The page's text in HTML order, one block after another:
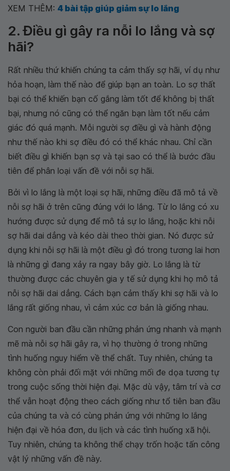
XEM THÊM: 4 bài tập giúp giảm sự lo lắng
2. Điều gì gây ra nỗi lo lắng và sợ
hãi?
Rất nhiều thứ khiến chúng ta cảm thấy sợ hãi, ví dụ như
hỏa hoạn, làm thế nào để giúp bạn an toàn. Lo sợ thất
bại có thể khiến bạn cố gắng làm tốt để không bị thất
bại, nhưng nó cũng có thể ngăn bạn làm tốt nếu cảm
giác đó quá mạnh. Mỗi người sợ điều gì và hành động
như thế nào khi sợ điều đó có thể khác nhau. Chỉ cần
biết điều gì khiến bạn sợ và tại sao có thể là bước đầu
tiên để phân loại vấn đề với nỗi sợ hãi.
Bởi vì lo lắng là một loại sợ hãi, những điều đã mô tả về
nỗi sợ hãi ở trên cũng đúng với lo lắng. Từ lo lắng có xu
hướng được sử dụng để mô tả sự lo lắng, hoặc khi nỗi
sợ hãi dai dẳng và kéo dài theo thời gian. Nó được sử
dụng khi nỗi sợ hãi là một điều gì đó trong tương lai hơn
là những gì đang xảy ra ngay bây giờ. Lo lắng là từ
thường được các chuyên gia y tế sử dụng khi họ mô tả
nỗi sợ hãi dai dẳng. Cách bạn cảm thấy khi sợ hãi và lo
lắng rất giống nhau, vì cảm xúc cơ bản là giống nhau.
Con người ban đầu cần những phản ứng nhanh và mạnh
mẽ mà nỗi sợ hãi gây ra, vì họ thường ở trong những
tình huống nguy hiểm về thể chất. Tuy nhiên, chúng ta
không còn phải đối mặt với những mối đe dọa tương tự
trong cuộc sống thời hiện đại. Mặc dù vậy, tâm trí và cơ
thể vẫn hoạt động theo cách giống như tổ tiên ban đầu
của chúng ta và có cùng phản ứng với những lo lắng
hiện đại về hóa đơn, du lịch và các tình huống xã hội.
Tuy nhiên, chúng ta không thể chạy trốn hoặc tấn công
vật lý những vấn đề này.